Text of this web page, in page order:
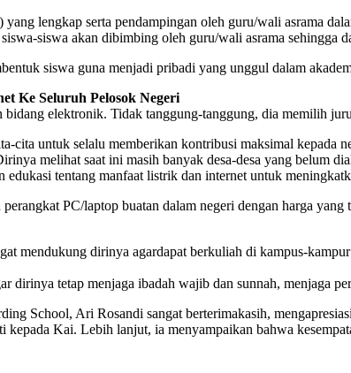
lengkap serta pendampingan oleh guru/wali asrama
siswa akan dibimbing oleh guru/wali asrama sehingga
siswa guna menjadi pribadi yang unggul dalam
Ke Seluruh Pelosok Negeri
elektronik. Tidak tanggung-tanggung, dia memilih
cita untuk selalu memberikan kontribusi maksimal kepada
melihat saat ini masih banyak desa-desa yang belum
tentang manfaat listrik dan internet untuk
PC/laptop buatan dalam negeri dengan harga
mendukung dirinya agardapat berkuliah di kampus-
dirinya tetap menjaga ibadah wajib dan sunnah, menjaga
School, Ari Rosandi sangat berterimakasih,
Kai. Lebih lanjut, ia menyampaikan bahwa